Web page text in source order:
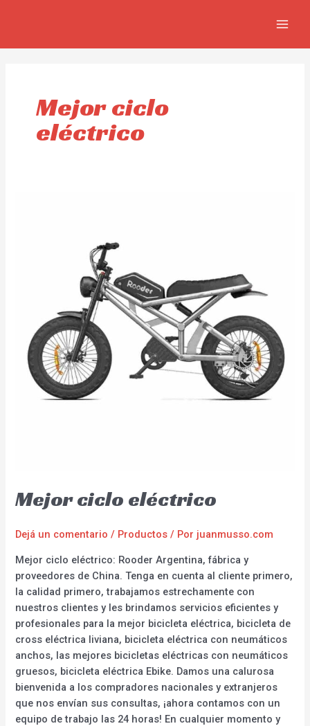
Mejor ciclo
eléctrico
Mejor ciclo eléctrico
Dejá un comentario / Productos / Por juanmusso.com
Mejor ciclo eléctrico: Rooder Argentina, fábrica y
proveedores de China. Tenga en cuenta al cliente primero,
la calidad primero, trabajamos estrechamente con
nuestros clientes y les brindamos servicios eficientes y
profesionales para la mejor bicicleta eléctrica, bicicleta de
cross eléctrica liviana, bicicleta eléctrica con neumáticos
anchos, las mejores bicicletas eléctricas con neumáticos
gruesos, bicicleta eléctrica Ebike. Damos una calurosa
bienvenida a los compradores nacionales y extranjeros
que nos envían sus consultas, ¡ahora contamos con un
equipo de trabajo las 24 horas! En cualquier momento y